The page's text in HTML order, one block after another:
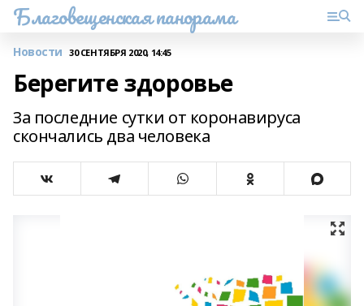
Благовещенская панорама
Новости 30 СЕНТЯБРЯ 2020, 14:45
Берегите здоровье
За последние сутки от коронавируса
скончались два человека